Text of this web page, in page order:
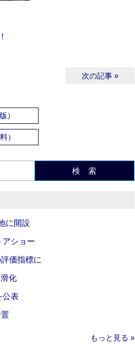
次の記事 »
）
）
検 索
に開設
アショー
価指標に
化
公表
もっと見る »